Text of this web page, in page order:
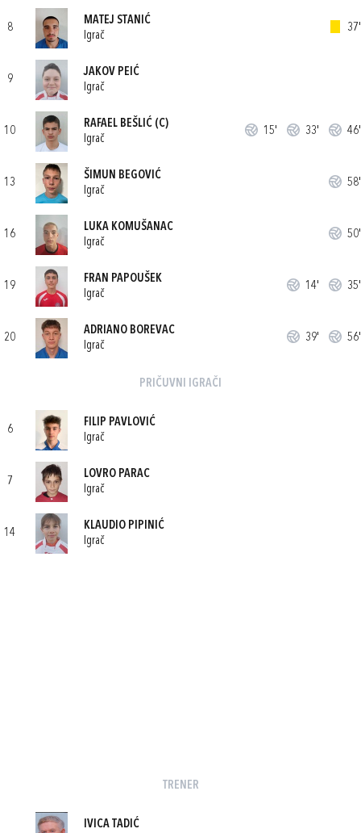
8
MATEJ STANIĆ
Igrač
37'
9
JAKOV PEIĆ
Igrač
10
RAFAEL BEŠLIĆ (C)
Igrač
15' 33' 46'
13
ŠIMUN BEGOVIĆ
Igrač
58'
16
LUKA KOMUŠANAC
Igrač
50'
19
FRAN PAPOUŠEK
Igrač
14' 35'
20
ADRIANO BOREVAC
Igrač
39' 56'
PRIČUVNI IGRAČI
6
FILIP PAVLOVIĆ
Igrač
7
LOVRO PARAC
Igrač
14
KLAUDIO PIPINIĆ
Igrač
TRENER
IVICA TADIĆ